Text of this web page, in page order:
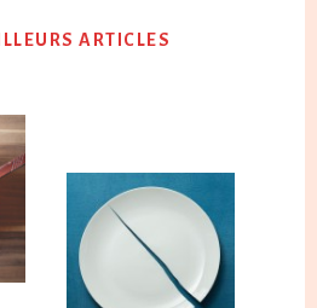
ARTICLES